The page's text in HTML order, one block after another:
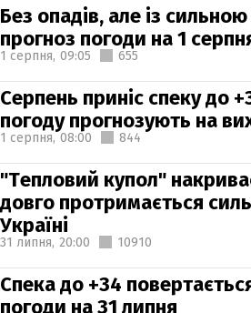
Без опадів, але із
прогноз погоди на 1
1 серпня, 09:05 655
Серпень приніс спеку до
погоду прогнозують на
1 серпня, 08:00 844
"Тепловий купол"
довго протримається
Україні
31 липня, 20:00 10910
Спека до +34
погоди на 31 липня